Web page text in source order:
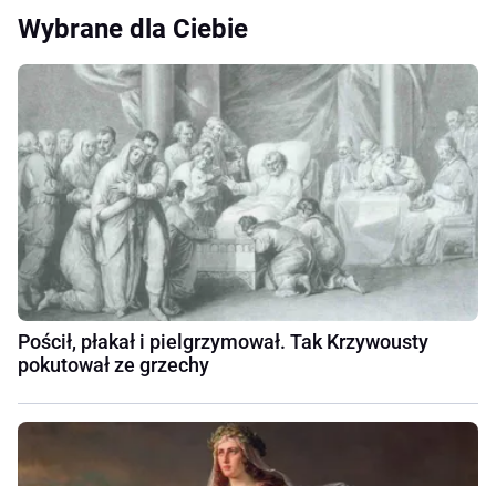
Wybrane dla Ciebie
Pościł, płakał i pielgrzymował. Tak Krzywousty
pokutował ze grzechy